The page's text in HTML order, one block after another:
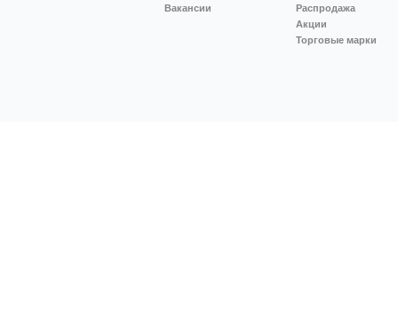
Вакансии
Распродажа
Акции
Торговые марки